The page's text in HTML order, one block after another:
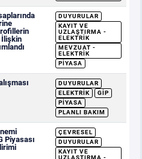
İlişkin
DUYURULAR
KAYIT VE
UZLAŞTIRMA -
ELEKTRIK
MEVZUAT -
ELEKTRIK
PIYASA
DUYURULAR
ELEKTRIK
GİP
PIYASA
PLANLI BAKIM
Piyasası
ÇEVRESEL
DUYURULAR
KAYIT VE
UZLAŞTIRMA -